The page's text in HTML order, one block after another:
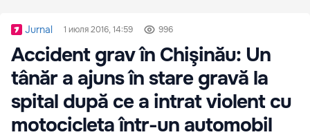
Jurnal 1 июля 2016, 14:59 996
Accident grav în Chişinău: Un
tânăr a ajuns în stare gravă la
spital după ce a intrat violent cu
motocicleta într-un automobil